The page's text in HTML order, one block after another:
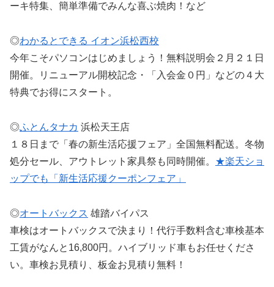
ーキ特集、簡単準備でみんな喜ぶ焼肉！など
◎わかるとできる イオン浜松西校
今年こそパソコンはじめましょう！無料説明会２月２１日
開催。リニューアル開校記念・「入会金０円」などの４大
特典でお得にスタート。
◎ふとんタナカ 浜松天王店
１８日まで「春の新生活応援フェア」全国無料配送。冬物
処分セール、アウトレット家具祭も同時開催。 ★楽天ショ
ップでも「新生活応援クーポンフェア」
◎オートバックス 雄踏バイパス
車検はオートバックスで決まり！代行手数料含む車検基本
工賃がなんと16,800円。ハイブリッド車もお任せくださ
い。車検お見積り、板金お見積り無料！